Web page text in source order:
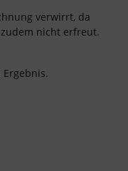
verwirrt, da
nicht erfreut.